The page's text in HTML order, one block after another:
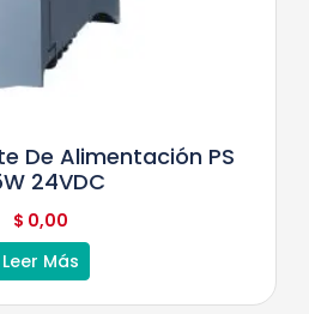
De Alimentación PS
24VDC
$ 0,00
Leer Más